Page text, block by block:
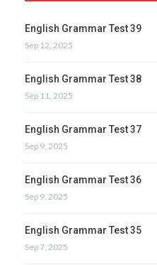
English Grammar Test 39
Sep 12, 2025
English Grammar Test 38
Sep 11, 2025
English Grammar Test 37
Sep 9, 2025
English Grammar Test 36
Sep 9, 2025
English Grammar Test 35
Sep 7, 2025